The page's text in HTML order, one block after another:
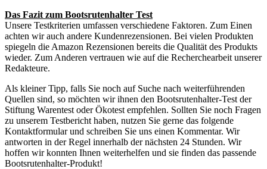
Das Fazit zum Bootsrutenhalter Test
Unsere Testkriterien umfassen verschiedene Faktoren. Zum Einen
achten wir auch andere Kundenrezensionen. Bei vielen Produkten
spiegeln die Amazon Rezensionen bereits die Qualität des Produkts
wieder. Zum Anderen vertrauen wie auf die Recherchearbeit unserer
Redakteure.
Als kleiner Tipp, falls Sie noch auf Suche nach weiterführenden
Quellen sind, so möchten wir ihnen den Bootsrutenhalter-Test der
Stiftung Warentest oder Ökotest empfehlen. Sollten Sie noch Fragen
zu unserem Testbericht haben, nutzen Sie gerne das folgende
Kontaktformular und schreiben Sie uns einen Kommentar. Wir
antworten in der Regel innerhalb der nächsten 24 Stunden. Wir
hoffen wir konnten Ihnen weiterhelfen und sie finden das passende
Bootsrutenhalter-Produkt!